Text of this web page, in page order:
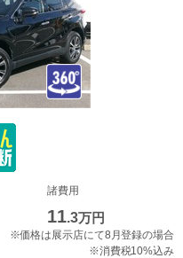
諸費用
11.3万円
※価格は展示店にて8月登録の場合
※消費税10%込み